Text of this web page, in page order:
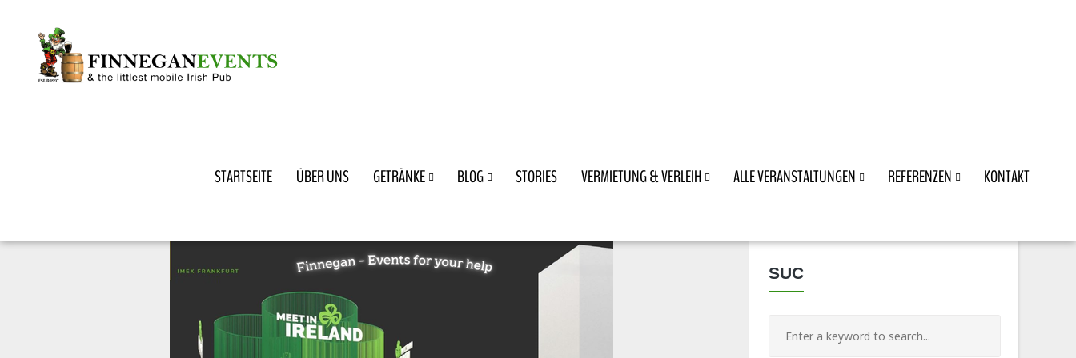
STARTSEITE ÜBER UNS GETRÄNKE BLOG STORIES VERMIETUNG & VERLEIH ALLE VERANSTALTUNGEN REFERENZEN KONTAKT
SUC